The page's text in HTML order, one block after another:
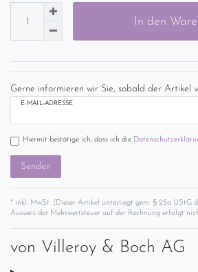
In den
Gerne informieren wir Sie, sobald der Artikel
E-MAIL-ADRESSE
Hiermit bestätige ich, dass ich die
Senden
* inkl. MwSt. (Dieser Artikel unterliegt gem. § 25a UStG
Ausweis der Mehrwertsteuer auf der Rechnung erfolgt
von Villeroy & Boch AG